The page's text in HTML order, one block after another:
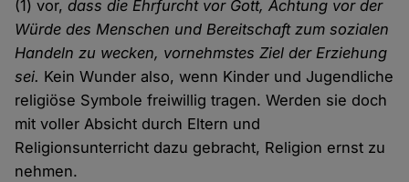
(1) vor,dass die Ehrfurcht vor Gott, Achtung vor der
Würde des Menschen und Bereitschaft zum sozialen
Handeln zu wecken, vornehmstes Ziel der Erziehung
sei. Kein Wunder also, wenn Kinder und Jugendliche
religiöse Symbole freiwillig tragen. Werden sie doch
mit voller Absicht durch Eltern und
Religionsunterricht dazu gebracht, Religion ernst zu
nehmen.